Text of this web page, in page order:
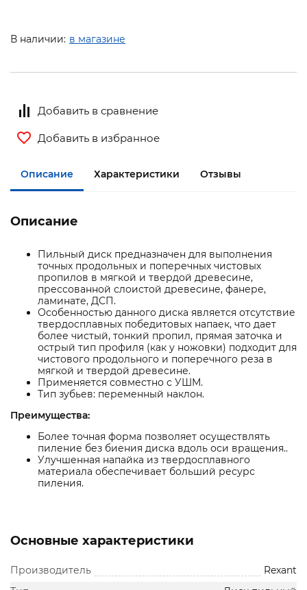
В наличии: в магазине
Добавить в сравнение
Добавить в избранное
Описание Характеристики Отзывы
Описание
Пильный диск предназначен для выполнения
точных продольных и поперечных чистовых
пропилов в мягкой и твердой древесине,
прессованной слоистой древесине, фанере,
ламинате, ДСП.
Особенностью данного диска является отсутствие
твердосплавных победитовых напаек, что дает
более чистый, тонкий пропил, прямая заточка и
острый тип профиля (как у ножовки) подходит для
чистового продольного и поперечного реза в
мягкой и твердой древесине.
Применяется совместно с УШМ.
Тип зубьев: переменный наклон.
Преимущества:
Более точная форма позволяет осуществлять
пиление без биения диска вдоль оси вращения..
Улучшенная напайка из твердосплавного
материала обеспечивает больший ресурс
пиления.
Основные характеристики
Производитель
Rexant